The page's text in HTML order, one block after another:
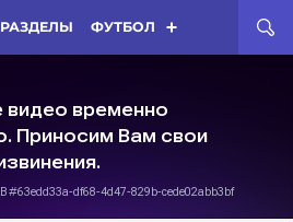
РАЗДЕЛЫ ФУТБОЛ